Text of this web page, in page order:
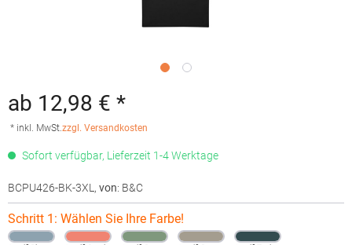
ab 12,98 € *
* inkl. MwSt.zzgl. Versandkosten
Sofort verfügbar, Lieferzeit 1-4 Werktage
BCPU426-BK-3XL , von: B&C
Schritt 1: Wählen Sie Ihre Farbe!